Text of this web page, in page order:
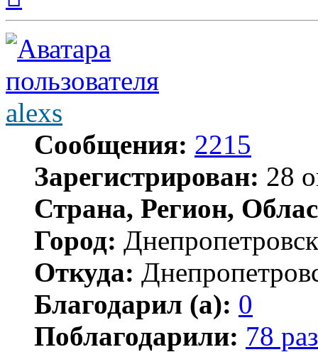
началу
alexs
Сообщения: 2215
Зарегистрирован: 28
Страна, Регион,
Город: Днепропетровск
Откуда:
Благодарил (а): 0
Поблагодарили: 78 раз